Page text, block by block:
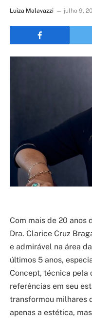
Luiza Malavazzi julho 9,
Com mais de 20 anos
Dra. Clarice Cruz
e admirável na área
últimos 5 anos,
Concept, técnica pela
referências em seu
transformou milhares
apenas a estética,